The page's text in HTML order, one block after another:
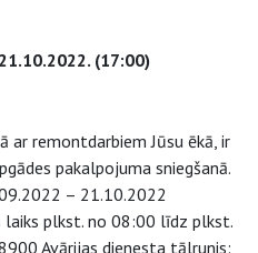
(17:00)
ar remontdarbiem Jūsu ēkā, ir
pakalpojuma sniegšanā.
– 21.10.2022
laiks plkst. no 08:00 līdz plkst.
Avārijas dienesta tālrunis: